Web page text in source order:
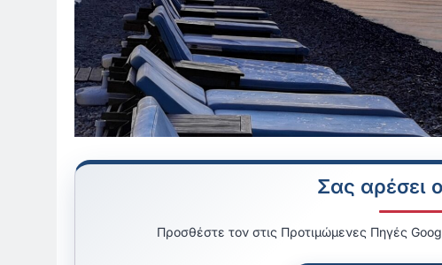
Σας αρέσει
Προσθέστε τον στις Προτιμώμενες Πηγές